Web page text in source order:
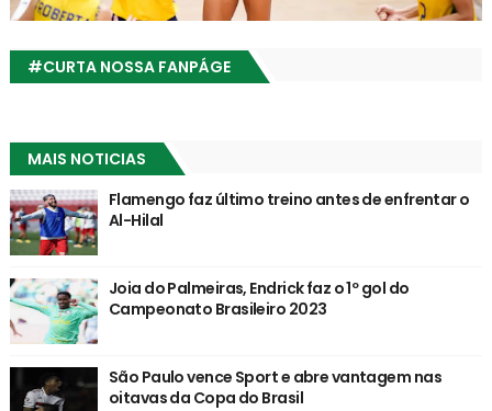
#CURTA NOSSA FANPÁGE
MAIS NOTICIAS
Flamengo faz último treino antes de enfrentar o
Al-Hilal
Joia do Palmeiras, Endrick faz o 1º gol do
Campeonato Brasileiro 2023
São Paulo vence Sport e abre vantagem nas
oitavas da Copa do Brasil